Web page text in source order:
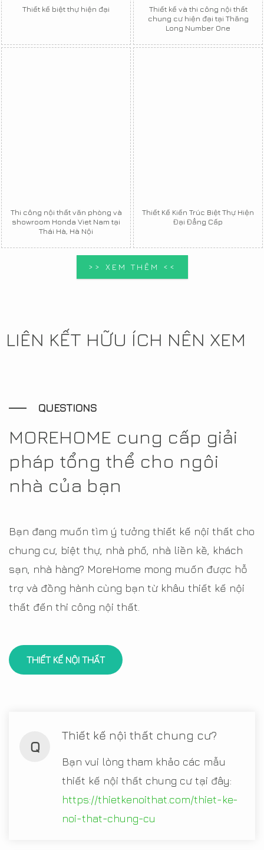
Thiết kế biệt thự hiện đại
Thiết kế và thi công nội thất
chung cư hiện đại tại Thăng
Long Number One
Thi công nội thất văn phòng và
showroom Honda Viet Nam tại
Thái Hà, Hà Nội
Thiết Kế Kiến Trúc Biệt Thự Hiện
Đại Đẳng Cấp
>> XEM THÊM <<
LIÊN KẾT HỮU ÍCH NÊN XEM
QUESTIONS
MOREHOME cung cấp giải
pháp tổng thể cho ngôi
nhà của bạn
Bạn đang muốn tìm ý tưởng thiết kế nội thất cho
chung cư, biệt thự, nhà phố, nhà liền kề, khách
sạn, nhà hàng? MoreHome mong muốn được hỗ
trợ và đồng hành cùng bạn từ khâu thiết kế nội
thất đến thi công nội thất.
THIẾT KẾ NỘI THẤT
Q
Thiết kế nội thất chung cư?
Bạn vui lòng tham khảo các mẫu
thiết kế nội thất chung cư tại đây:
https://thietkenoithat.com/thiet-ke-
noi-that-chung-cu